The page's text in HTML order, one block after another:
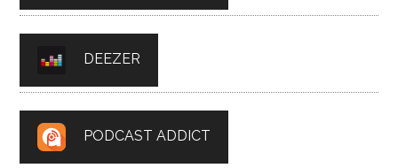
DEEZER
PODCAST ADDICT